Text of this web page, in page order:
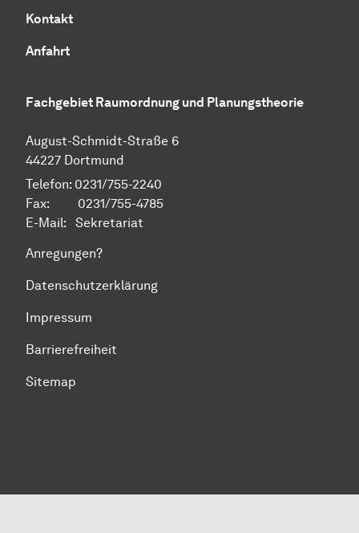
Kontakt
Anfahrt
Fachgebiet Raumordnung und Planungstheorie
August-Schmidt-Straße 6
44227 Dortmund
Telefon: 0231/755-2240
Fax: 0231/755-4785
E-Mail: Sekretariat
Anregungen?
Datenschutzerklärung
Impressum
Barrierefreiheit
Sitemap